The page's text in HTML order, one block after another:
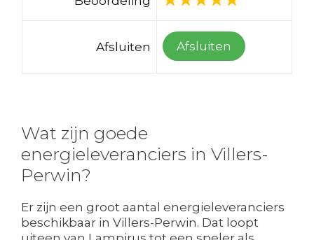
Afsluiten Afsluiten
Wat zijn goede
energieleveranciers in Villers-
Perwin?
Er zijn een groot aantal energieleveranciers
beschikbaar in Villers-Perwin. Dat loopt